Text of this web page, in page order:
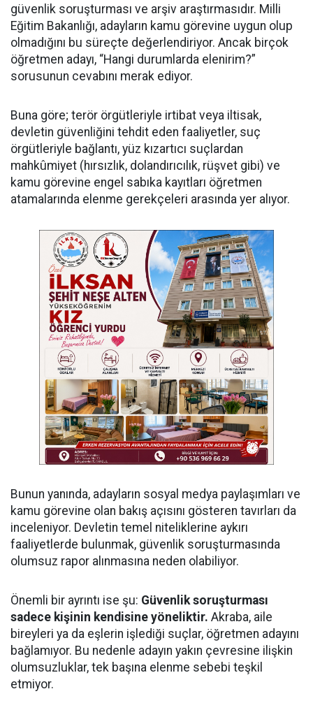
güvenlik soruşturması ve arşiv araştırmasıdır. Milli
Eğitim Bakanlığı, adayların kamu görevine uygun olup
olmadığını bu süreçte değerlendiriyor. Ancak birçok
öğretmen adayı, “Hangi durumlarda elenirim?”
sorusunun cevabını merak ediyor.
Buna göre; terör örgütleriyle irtibat veya iltisak,
devletin güvenliğini tehdit eden faaliyetler, suç
örgütleriyle bağlantı, yüz kızartıcı suçlardan
mahkûmiyet (hırsızlık, dolandırıcılık, rüşvet gibi) ve
kamu görevine engel sabıka kayıtları öğretmen
atamalarında elenme gerekçeleri arasında yer alıyor.
Bunun yanında, adayların sosyal medya paylaşımları ve
kamu görevine olan bakış açısını gösteren tavırları da
inceleniyor. Devletin temel niteliklerine aykırı
faaliyetlerde bulunmak, güvenlik soruşturmasında
olumsuz rapor alınmasına neden olabiliyor.
Önemli bir ayrıntı ise şu: Güvenlik soruşturması
sadece kişinin kendisine yöneliktir. Akraba, aile
bireyleri ya da eşlerin işlediği suçlar, öğretmen adayını
bağlamıyor. Bu nedenle adayın yakın çevresine ilişkin
olumsuzluklar, tek başına elenme sebebi teşkil
etmiyor.